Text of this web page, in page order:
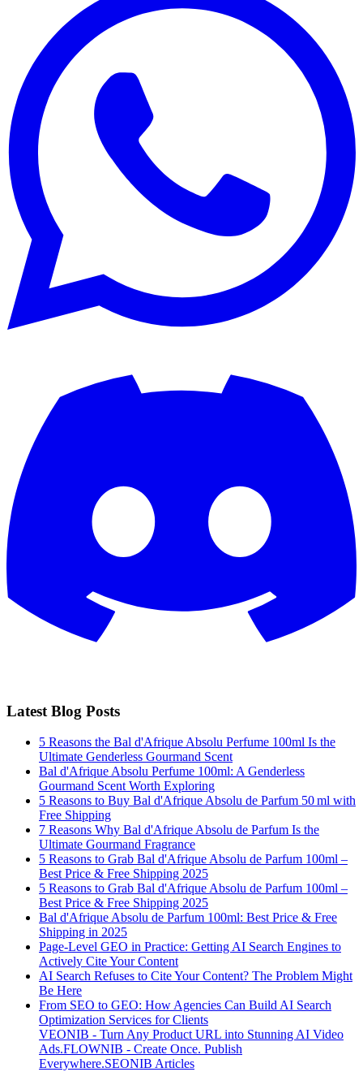
Latest Blog Posts
5 Reasons the Bal d'Afrique Absolu Perfume 100ml Is the
Ultimate Genderless Gourmand Scent
Bal d'Afrique Absolu Perfume 100ml: A Genderless
Gourmand Scent Worth Exploring
5 Reasons to Buy Bal d'Afrique Absolu de Parfum 50 ml with
Free Shipping
7 Reasons Why Bal d'Afrique Absolu de Parfum Is the
Ultimate Gourmand Fragrance
5 Reasons to Grab Bal d'Afrique Absolu de Parfum 100ml –
Best Price & Free Shipping 2025
5 Reasons to Grab Bal d'Afrique Absolu de Parfum 100ml –
Best Price & Free Shipping 2025
Bal d'Afrique Absolu de Parfum 100ml: Best Price & Free
Shipping in 2025
Page-Level GEO in Practice: Getting AI Search Engines to
Actively Cite Your Content
AI Search Refuses to Cite Your Content? The Problem Might
Be Here
From SEO to GEO: How Agencies Can Build AI Search
Optimization Services for Clients
VEONIB - Turn Any Product URL into Stunning AI Video
Ads.FLOWNIB - Create Once. Publish
Everywhere.SEONIB Articles